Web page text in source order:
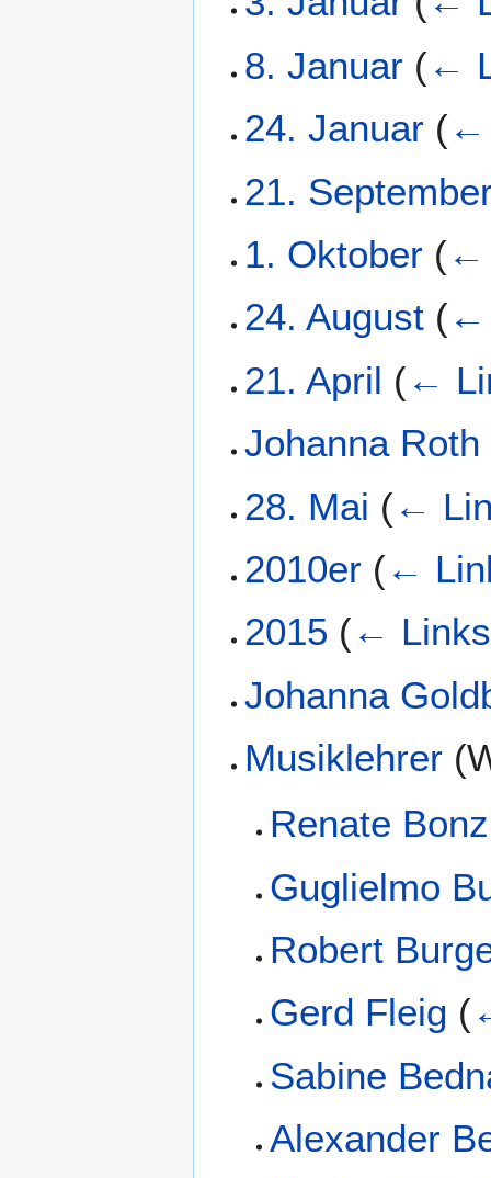
8. Januar (←
24. Januar (←
21.
1. Oktober (←
24. August (←
21. April (←
Johanna Roth
28. Mai (←
2010er (←
2015 (← Links
Johanna
Musiklehrer
Renate Bonz
Guglielmo
Robert
Gerd Fleig (
Sabine
Alexander